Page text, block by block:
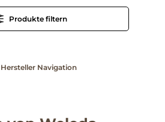
Produkte filtern
Hersteller Navigation